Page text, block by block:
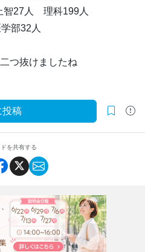
27人 理科199人
部32人
つ抜けましたね
投稿
を共有する